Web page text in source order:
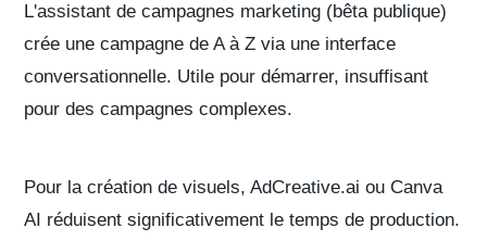
L'assistant de campagnes marketing (bêta publique)
crée une campagne de A à Z via une interface
conversationnelle. Utile pour démarrer, insuffisant
pour des campagnes complexes.
Pour lacréation de visuels, AdCreative.ai ou Canva
AI réduisent significativement le temps de production.